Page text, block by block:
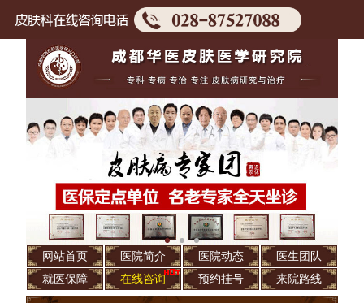
网站首页 医院简介 医院动态
医生团队
就医保障
在线咨询 预约挂号 来院路线